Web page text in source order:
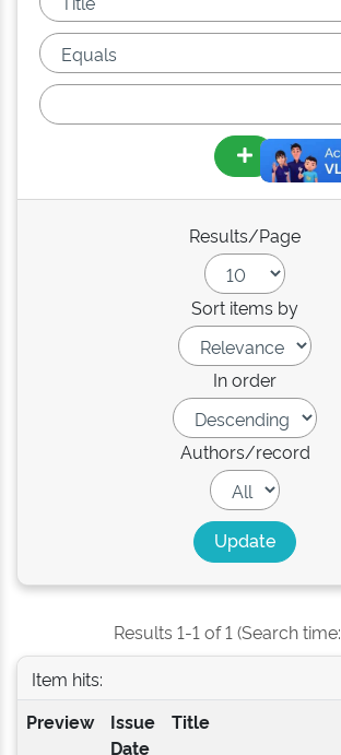
Results/Page
Sort items by
In order
Authors/record
Results 1-1 of 1 (Search
Item hits:
Preview
Issue
Date
Title